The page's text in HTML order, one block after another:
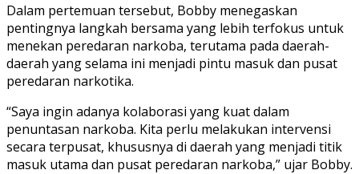
Dalam pertemuan tersebut, Bobby menegaskan
pentingnya langkah bersama yang lebih terfokus untuk
menekan peredaran narkoba, terutama pada daerah-
daerah yang selama ini menjadi pintu masuk dan pusat
peredaran narkotika.
“Saya ingin adanya kolaborasi yang kuat dalam
penuntasan narkoba. Kita perlu melakukan intervensi
secara terpusat, khususnya di daerah yang menjadi titik
masuk utama dan pusat peredaran narkoba,” ujar Bobby.